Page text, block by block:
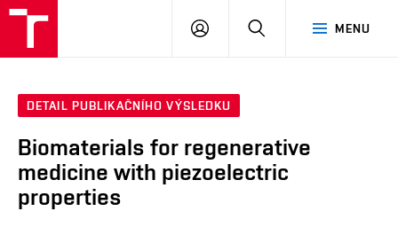
MENU
PŘIHLÁSIT
DETAIL PUBLIKAČNÍHO VÝSLEDKU
Biomaterials for regenerative
medicine with piezoelectric
properties